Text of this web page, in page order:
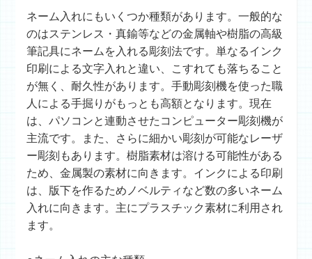
ネーム入れにもいくつか種類があります。一般的な
のはステンレス・真鍮等などの金属軸や樹脂の高級
筆記具にネームを入れる彫刻法です。単なるインク
印刷による文字入れと違い、こすれても落ちること
が無く、耐久性があります。手動彫刻機を使った職
人による手掘りがもっとも高額となります。現在
は、パソコンと連動させたコンピューター彫刻機が
主流です。また、さらに細かい彫刻が可能なレーザ
ー彫刻もあります。樹脂素材は溶ける可能性がある
ため、金属製の素材に向きます。インクによる印刷
は、版下を作るためノベルティなど数の多いネーム
入れに向きます。主にプラスチック素材に利用され
ます。